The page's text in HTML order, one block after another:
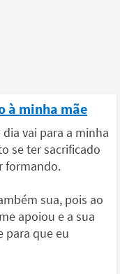
à minha mãe
vai para a minha
se ter sacrificado
formando.
sua, pois ao
apoiou e a sua
que eu